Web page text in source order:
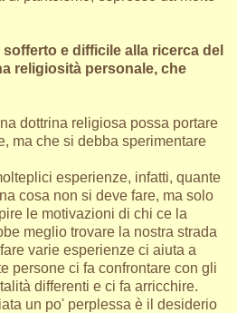
sofferto e difficile alla ricerca del
religiosità personale, che
dottrina religiosa possa portare
ma che si debba sperimentare
esperienze, infatti, quante
cosa non si deve fare, ma solo
le motivazioni di chi ce la
meglio trovare la nostra strada
varie esperienze ci aiuta a
persone ci fa confrontare con gli
differenti e ci fa arricchire.
un po' perplessa è il desiderio